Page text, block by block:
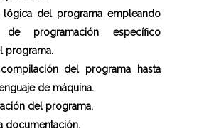
lógica del programa empleando
programación específico
programa.
del programa hasta
de máquina.
del programa.
documentación.